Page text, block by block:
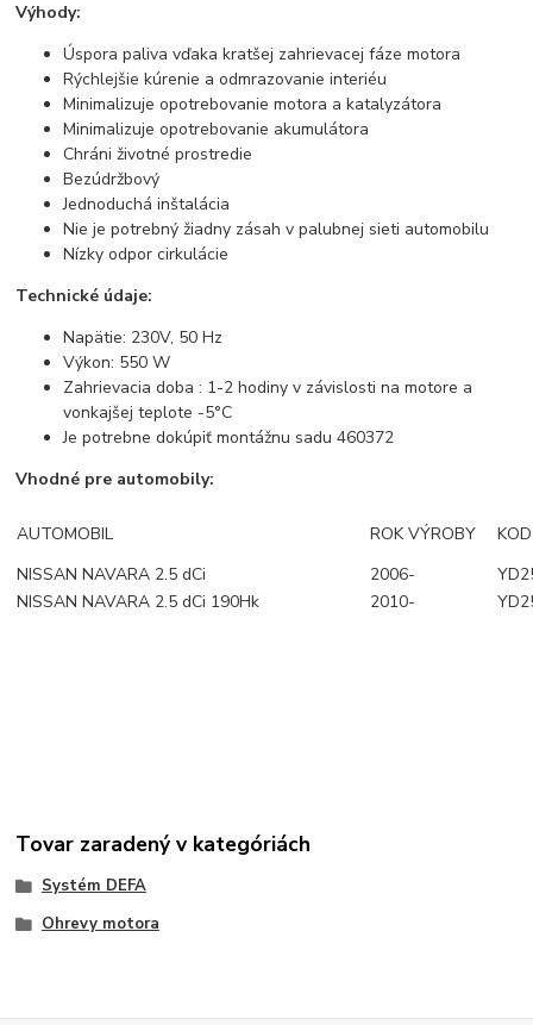
Výhody:
Úspora paliva vďaka kratšej zahrievacej fáze motora
Rýchlejšie kúrenie a odmrazovanie interiéu
Minimalizuje opotrebovanie motora a katalyzátora
Minimalizuje opotrebovanie akumulátora
Chráni životné prostredie
Bezúdržbový
Jednoduchá inštalácia
Nie je potrebný žiadny zásah v palubnej sieti automobilu
Nízky odpor cirkulácie
Technické údaje:
Napätie: 230V, 50 Hz
Výkon: 550 W
Zahrievacia doba : 1-2 hodiny v závislosti na motore a
vonkajšej teplote -5°C
Je potrebne dokúpiť montážnu sadu 460372
Vhodné pre automobily:
AUTOMOBIL ROK VÝROBY
NISSAN NAVARA 2.5 dCi
2006-
NISSAN NAVARA 2.5 dCi 190Hk
2010-
Tovar zaradený v kategóriách
Systém DEFA
Ohrevy motora